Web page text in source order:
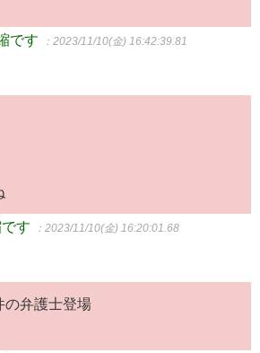
です ：2023/11/10(金) 16:42:39.81
す ：2023/11/10(金) 16:20:01.68
の弁護士登場